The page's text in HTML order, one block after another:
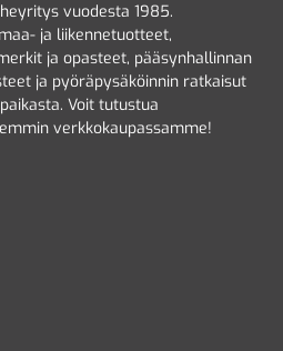
vuodesta 1985.
ja liikennetuotteet,
ja opasteet, pääsynhallinnan
ja pyöräpysäköinnin ratkaisut
Voit tutustua
verkkokaupassamme!